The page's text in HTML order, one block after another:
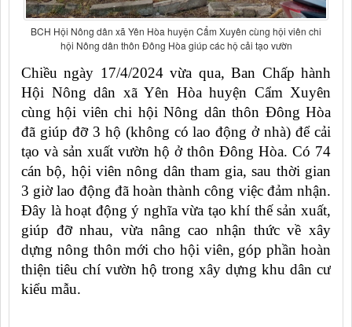
BCH Hội Nông dân xã Yên Hòa huyện Cẩm Xuyên cùng hội viên chi
hội Nông dân thôn Đông Hòa giúp các hộ cải tạo vườn
Chiều ngày 17/4/2024 vừa qua, Ban Chấp hành
Hội Nông dân xã Yên Hòa huyện Cẩm Xuyên
cùng hội viên chi hội Nông dân thôn Đông Hòa
đã giúp đỡ 3 hộ (không có lao động ở nhà) để cải
tạo và sản xuất vườn hộ ở thôn Đông Hòa. Có 74
cán bộ, hội viên nông dân tham gia, sau thời gian
3 giờ lao động đã hoàn thành công việc đảm nhận.
Đây là hoạt động ý nghĩa vừa tạo khí thế sản xuất,
giúp đỡ nhau, vừa nâng cao nhận thức về xây
dựng nông thôn mới cho hội viên, góp phần hoàn
thiện tiêu chí vườn hộ trong xây dựng khu dân cư
kiểu mẫu.